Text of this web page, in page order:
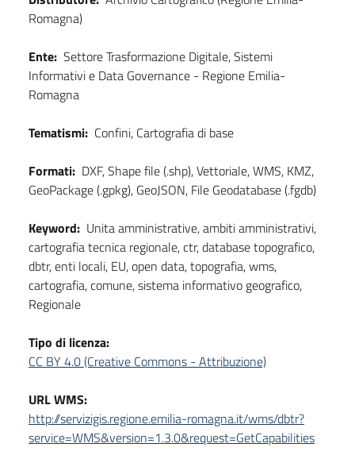
Romagna)
Ente: Settore Trasformazione Digitale, Sistemi
Informativi e Data Governance - Regione Emilia-
Romagna
Tematismi: Confini, Cartografia di base
Formati: DXF, Shape file (.shp), Vettoriale, WMS, KMZ,
GeoPackage (.gpkg), GeoJSON, File Geodatabase (.fgdb)
Keyword: Unita amministrative, ambiti amministrativi,
cartografia tecnica regionale, ctr, database topografico,
dbtr, enti locali, EU, open data, topografia, wms,
cartografia, comune, sistema informativo geografico,
Regionale
Tipo di licenza:
CC BY 4.0 (Creative Commons - Attribuzione)
URL WMS:
http://servizigis.regione.emilia-romagna.it/wms/dbtr?
service=WMS&version=1.3.0&request=GetCapabilities